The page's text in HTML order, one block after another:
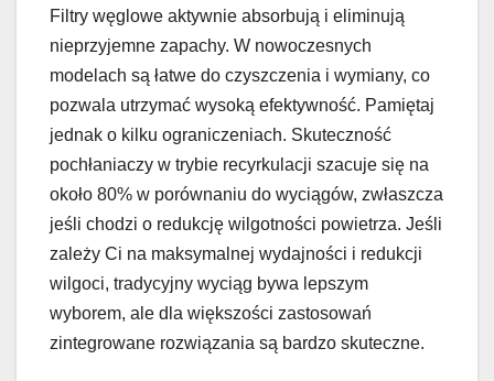
Filtry węglowe aktywnie absorbują i eliminują
nieprzyjemne zapachy. W nowoczesnych
modelach są łatwe do czyszczenia i wymiany, co
pozwala utrzymać wysoką efektywność. Pamiętaj
jednak o kilku ograniczeniach. Skuteczność
pochłaniaczy w trybie recyrkulacji szacuje się na
około 80% w porównaniu do wyciągów, zwłaszcza
jeśli chodzi o redukcję wilgotności powietrza. Jeśli
zależy Ci na maksymalnej wydajności i redukcji
wilgoci, tradycyjny wyciąg bywa lepszym
wyborem, ale dla większości zastosowań
zintegrowane rozwiązania są bardzo skuteczne.